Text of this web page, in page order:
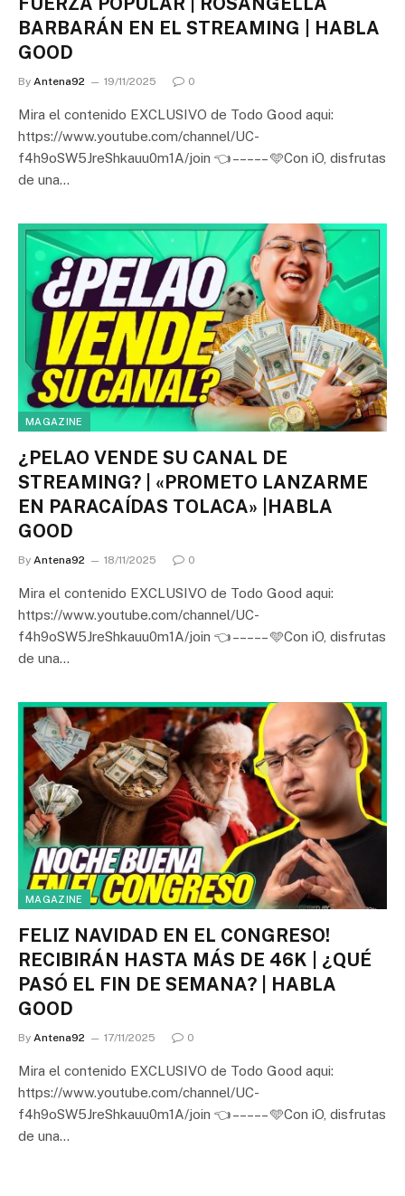
BARBARÁN EN EL STREAMING | HABLA
GOOD
By Antena92 19/11/2025 0
Mira el contenido EXCLUSIVO de Todo Good aqui:
https://www.youtube.com/channel/UC-
f4h9oSW5JreShkauu0m1A/join 👈 – – – – – 🩵Con iO, disfrutas
de una…
MAGAZINE
¿PELAO VENDE SU CANAL DE
STREAMING? | «PROMETO LANZARME
EN PARACAÍDAS TOLACA» |HABLA
GOOD
By Antena92 18/11/2025 0
Mira el contenido EXCLUSIVO de Todo Good aqui:
https://www.youtube.com/channel/UC-
f4h9oSW5JreShkauu0m1A/join 👈 – – – – – 🩵Con iO, disfrutas
de una…
MAGAZINE
FELIZ NAVIDAD EN EL CONGRESO!
RECIBIRÁN HASTA MÁS DE 46K | ¿QUÉ
PASÓ EL FIN DE SEMANA? | HABLA
GOOD
By Antena92 17/11/2025 0
Mira el contenido EXCLUSIVO de Todo Good aqui:
https://www.youtube.com/channel/UC-
f4h9oSW5JreShkauu0m1A/join 👈 – – – – – 🩵Con iO, disfrutas
de una…